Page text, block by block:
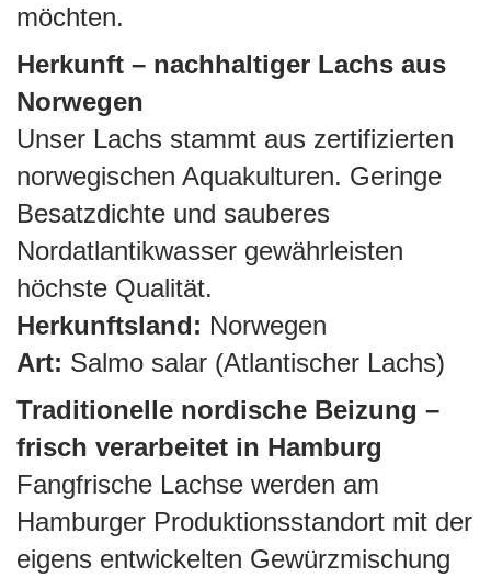
möchten.
Herkunft – nachhaltiger Lachs aus
Norwegen
Unser Lachs stammt aus zertifizierten
norwegischen Aquakulturen. Geringe
Besatzdichte und sauberes
Nordatlantikwasser gewährleisten
höchste Qualität.
Herkunftsland: Norwegen
Art: Salmo salar (Atlantischer Lachs)
Traditionelle nordische Beizung –
frisch verarbeitet in Hamburg
Fangfrische Lachse werden am
Hamburger Produktionsstandort mit der
eigens entwickelten Gewürzmischung